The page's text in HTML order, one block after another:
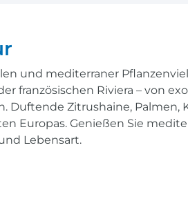
und mediterraner
französischen Riviera – von
Duftende Zitrushaine,
Europas. Genießen Sie
Lebensart.